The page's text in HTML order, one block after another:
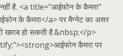
है. <a title="आईफोन के कैमरा"
के कैमरा</a> पर मैग्नेट का असर
खराब हो सकती है.&nbsp;</p>
कैमरा पर